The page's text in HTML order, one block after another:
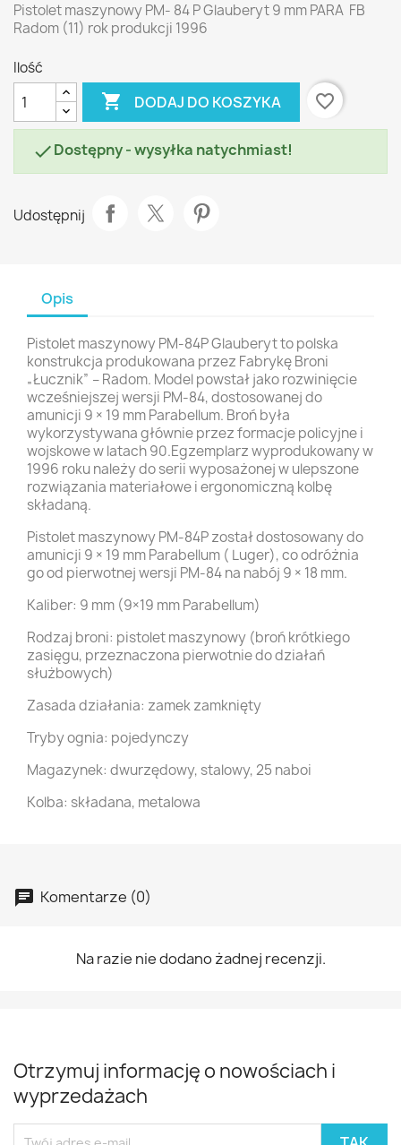
Pistolet maszynowy PM- 84 P Glauberyt 9 mm PARA FB
Radom (11) rok produkcji 1996
Ilość
 DODAJ DO KOSZYKA favorite_border
Dostępny - wysyłka natychmiast!
Udostępnij
Opis
Pistolet maszynowy PM-84P Glauberyt to polska
konstrukcja produkowana przez Fabrykę Broni
„Łucznik” – Radom. Model powstał jako rozwinięcie
wcześniejszej wersji PM-84, dostosowanej do
amunicji 9 × 19 mm Parabellum. Broń była
wykorzystywana głównie przez formacje policyjne i
wojskowe w latach 90.Egzemplarz wyprodukowany w
1996 roku należy do serii wyposażonej w ulepszone
rozwiązania materiałowe i ergonomiczną kolbę
składaną.
Pistolet maszynowy PM-84P został dostosowany do
amunicji 9 × 19 mm Parabellum ( Luger), co odróżnia
go od pierwotnej wersji PM-84 na nabój 9 × 18 mm.
Kaliber: 9 mm (9×19 mm Parabellum)
Rodzaj broni: pistolet maszynowy (broń krótkiego
zasięgu, przeznaczona pierwotnie do działań
służbowych)
Zasada działania: zamek zamknięty
Tryby ognia: pojedynczy
Magazynek: dwurzędowy, stalowy, 25 naboi
Kolba: składana, metalowa
Komentarze (0)
Na razie nie dodano żadnej recenzji.
Otrzymuj informację o nowościach i
wyprzedażach